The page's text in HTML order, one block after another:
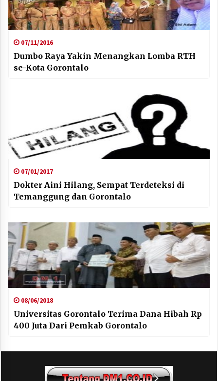
07/11/2016
Dumbo Raya Yakin Menangkan Lomba RTH
se-Kota Gorontalo
07/01/2017
Dokter Aini Hilang, Sempat Terdeteksi di
Temanggung dan Gorontalo
08/06/2018
Universitas Gorontalo Terima Dana Hibah Rp
400 Juta Dari Pemkab Gorontalo